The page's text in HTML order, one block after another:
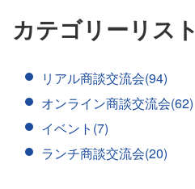
カテゴリーリスト
リアル商談交流会(94)
オンライン商談交流会(62)
イベント(7)
ランチ商談交流会(20)